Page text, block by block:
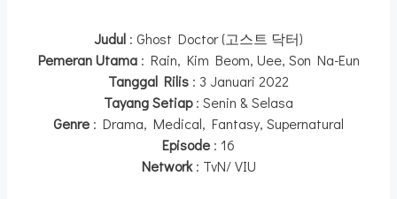
Judul : Ghost Doctor (고스트 닥터)
Pemeran Utama: Rain, Kim Beom, Uee, Son Na-Eun
Tanggal Rilis : 3 Januari 2022
Tayang Setiap: Senin & Selasa
Genre : Drama, Medical, Fantasy, Supernatural
Episode : 16
Network: TvN/ VIU